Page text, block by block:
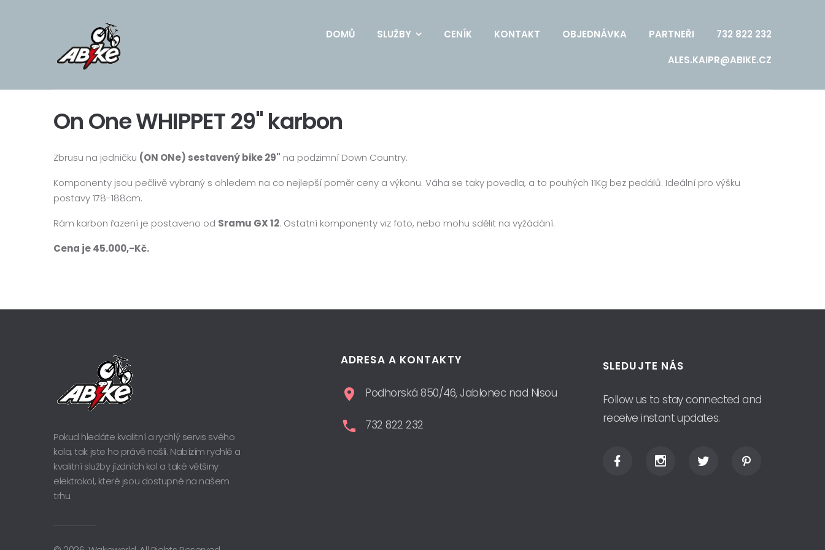
DOMŮ SLUŽBY CENÍK KONTAKT OBJEDNÁVKA PARTNEŘI
732 822 232
ALES.KAIPR@ABIKE.CZ
On One WHIPPET 29" karbon
Zbrusu na jedničku (ON ONe) sestavený bike 29" na podzimní Down Country.
Komponenty jsou pečlivě vybraný s ohledem na co nejlepší poměr ceny a výkonu. Váha se taky povedla, a to pouhých 11Kg bez pedálů. Ideální pro výšku
postavy 178-188cm.
Rám karbon řazení je postaveno od Sramu GX 12. Ostatní komponenty viz foto, nebo mohu sdělit na vyžádání.
Cena je 45.000,-Kč.
Pokud hledáte kvalitní a rychlý servis svého
kola, tak jste ho právě našli. Nabízím rychlé a
kvalitní služby jízdních kol a také většiny
elektrokol, které jsou dostupné na našem
trhu.
ADRESA A KONTAKTY
Podhorská 850/46, Jablonec nad Nisou
732 822 232
SLEDUJTE NÁS
Follow us to stay connected and
receive instant updates.